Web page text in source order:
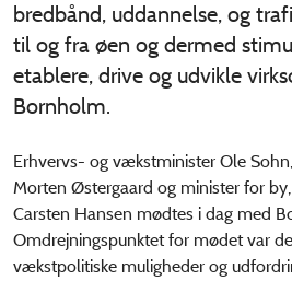
bredbånd, uddannelse, og
til og fra øen og dermed
etablere, drive og udvikle
Bornholm.
Erhvervs- og vækstminister Ole
Morten Østergaard og minister for
Carsten Hansen mødtes i dag med
Omdrejningspunktet for mødet var
vækstpolitiske muligheder og